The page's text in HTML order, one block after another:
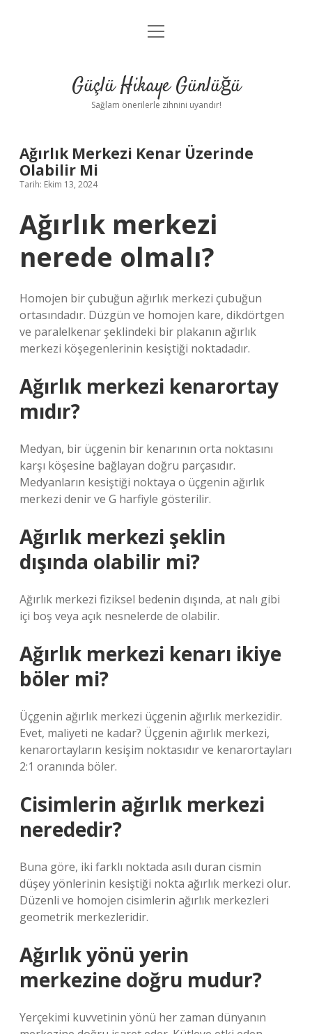
Anasayfa
Yasal Uyarı
menüyü
Güçlü Hikaye Günlüğü
Sağlam önerilerle zihnini uyandır!
Ağırlık Merkezi Kenar Üzerinde
Olabilir Mi
Tarih: Ekim 13, 2024
Ağırlık merkezi
nerede olmalı?
Homojen bir çubuğun ağırlık merkezi çubuğun
ortasındadır. Düzgün ve homojen kare, dikdörtgen
ve paralelkenar şeklindeki bir plakanın ağırlık
merkezi köşegenlerinin kesiştiği noktadadır.
Ağırlık merkezi kenarortay
mıdır?
Medyan, bir üçgenin bir kenarının orta noktasını
karşı köşesine bağlayan doğru parçasıdır.
Medyanların kesiştiği noktaya o üçgenin ağırlık
merkezi denir ve G harfiyle gösterilir.
Ağırlık merkezi şeklin
dışında olabilir mi?
Ağırlık merkezi fiziksel bedenin dışında, at nalı gibi
içi boş veya açık nesnelerde de olabilir.
Ağırlık merkezi kenarı ikiye
böler mi?
Üçgenin ağırlık merkezi üçgenin ağırlık merkezidir.
Evet, maliyeti ne kadar? Üçgenin ağırlık merkezi,
kenarortayların kesişim noktasıdır ve kenarortayları
2:1 oranında böler.
Cisimlerin ağırlık merkezi
nerededir?
Buna göre, iki farklı noktada asılı duran cismin
düşey yönlerinin kesiştiği nokta ağırlık merkezi olur.
Düzenli ve homojen cisimlerin ağırlık merkezleri
geometrik merkezleridir.
Ağırlık yönü yerin
merkezine doğru mudur?
Yerçekimi kuvvetinin yönü her zaman dünyanın